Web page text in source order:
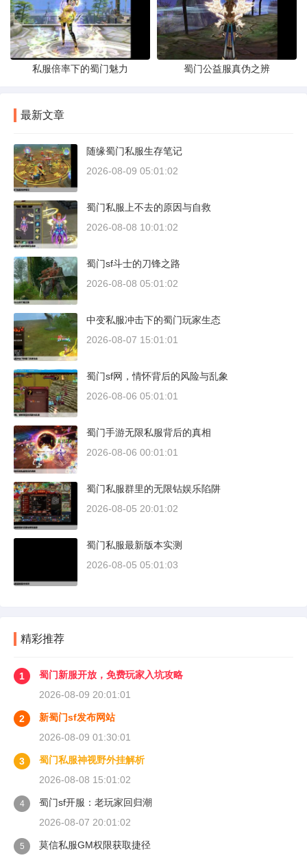
私服倍率下的蜀门魅力 蜀门公益服真伪之辨
最新文章
随缘蜀门私服生存笔记
2026-08-09 05:01:02
蜀门私服上不去的原因与自救
2026-08-08 10:01:02
蜀门sf斗士的刀锋之路
2026-08-08 05:01:02
中变私服冲击下的蜀门玩家生态
2026-08-07 15:01:01
蜀门sf网，情怀背后的风险与乱象
2026-08-06 05:01:01
蜀门手游无限私服背后的真相
2026-08-06 00:01:01
蜀门私服群里的无限钻娱乐陷阱
2026-08-05 20:01:02
蜀门私服最新版本实测
2026-08-05 05:01:03
精彩推荐
1
蜀门新服开放，免费玩家入坑攻略
2026-08-09 20:01:01
2
新蜀门sf发布网站
2026-08-09 01:30:01
3
蜀门私服神视野外挂解析
2026-08-08 15:01:02
4
蜀门sf开服：老玩家回归潮
2026-08-07 20:01:02
5
莫信私服GM权限获取捷径